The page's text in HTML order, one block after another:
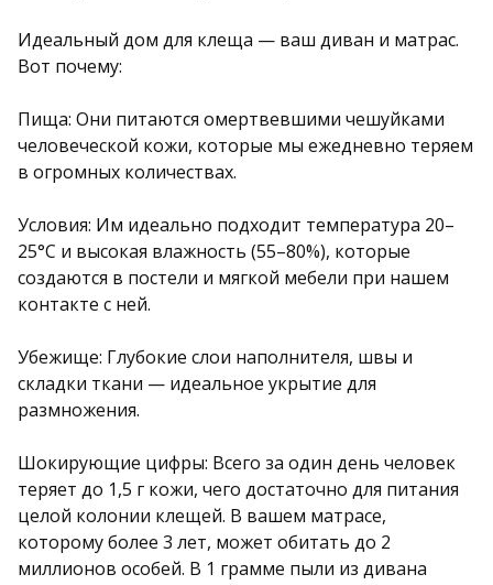
Идеальный дом для клеща — ваш диван и матрас.
Вот почему:
Пища: Они питаются омертвевшими чешуйками
человеческой кожи, которые мы ежедневно теряем
в огромных количествах.
Условия: Им идеально подходит температура 20–
25°C и высокая влажность (55–80%), которые
создаются в постели и мягкой мебели при нашем
контакте с ней.
Убежище: Глубокие слои наполнителя, швы и
складки ткани — идеальное укрытие для
размножения.
Шокирующие цифры: Всего за один день человек
теряет до 1,5 г кожи, чего достаточно для питания
целой колонии клещей. В вашем матрасе,
которому более 3 лет, может обитать до 2
миллионов особей. В 1 грамме пыли из дивана